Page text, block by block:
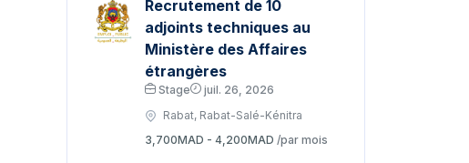
Recrutement de 10
adjoints techniques au
Ministère des Affaires
étrangères
Stage
juil. 26, 2026
Rabat, Rabat-Salé-Kénitra
3,700MAD - 4,200MAD /par mois